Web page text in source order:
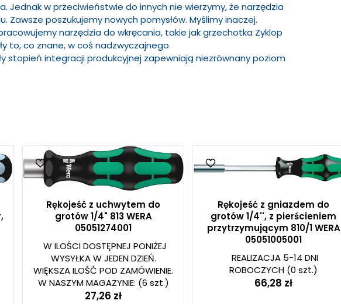
Jednak w przeciwieństwie do innych nie wierzymy, że narzędzia
Zawsze poszukujemy nowych pomysłów. Myślimy inaczej.
narzędzia do wkręcania, takie jak grzechotka Zyklop
to, co znane, w coś nadzwyczajnego.
stopień integracji produkcyjnej zapewniają niezrównany poziom
Rękojeść z uchwytem do
grotów 1/4" 813 WERA
05051274001
W ILOŚCI DOSTĘPNEJ PONIŻEJ
WYSYŁKA W JEDEN DZIEŃ.
WIĘKSZA ILOŚĆ POD ZAMÓWIENIE.
W NASZYM MAGAZYNIE: (6 szt.)
27,26 zł
Rękojeść z gniazdem do
grotów 1/4'', z pierścieniem
przytrzymującym 810/1 WERA
05051005001
REALIZACJA 5-14 DNI
ROBOCZYCH (0 szt.)
66,28 zł